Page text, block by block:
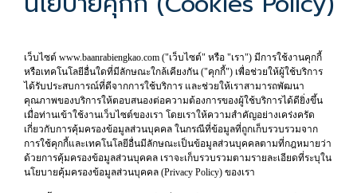
เว็บไซต์ www.baanrabiengkao.com ("เว็บไซต์" หรือ "เรา") มีการใช้งานคุกกี้
หรือเทคโนโลยีอื่นใดที่มีลักษณะใกล้เคียงกัน ("คุกกี้") เพื่อช่วยให้ผู้ใช้บริการ
ได้รับประสบการณ์ที่ดีจากการใช้บริการ และช่วยให้เราสามารถพัฒนา
คุณภาพของบริการให้ตอบสนองต่อความต้องการของผู้ใช้บริการได้ดียิ่งขึ้น
เมื่อท่านเข้าใช้งานเว็บไซต์ของเรา โดยเราให้ความสำคัญอย่างเคร่งครัด
เกี่ยวกับการคุ้มครองข้อมูลส่วนบุคคล ในกรณีที่ข้อมูลที่ถูกเก็บรวบรวมจาก
การใช้คุกกี้และเทคโนโลยีอื่นมีลักษณะเป็นข้อมูลส่วนบุคคลตามที่กฎหมายว่า
ด้วยการคุ้มครองข้อมูลส่วนบุคคล เราจะเก็บรวบรวมตามรายละเอียดที่ระบุใน
นโยบายคุ้มครองข้อมูลส่วนบุคคล (Privacy Policy) ของเรา